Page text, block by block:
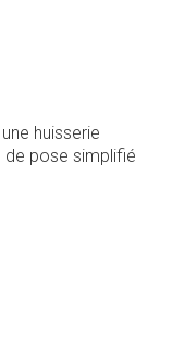
huisserie
pose simplifié